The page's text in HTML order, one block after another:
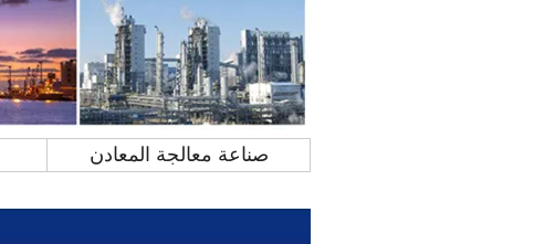
صناعة معالجة المعادن